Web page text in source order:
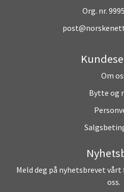
Org. nr.
Om
Bytte og
Meld deg på nyhetsbrevet
oss.